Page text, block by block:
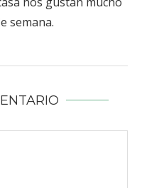
semana.